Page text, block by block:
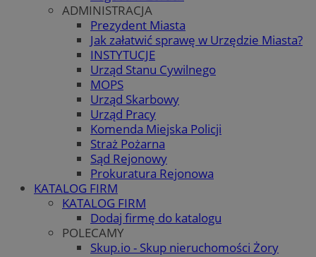
ADMINISTRACJA
Prezydent Miasta
Jak załatwić sprawę w Urzędzie Miasta?
INSTYTUCJE
Urząd Stanu Cywilnego
MOPS
Urząd Skarbowy
Urząd Pracy
Komenda Miejska Policji
Straż Pożarna
Sąd Rejonowy
Prokuratura Rejonowa
KATALOG FIRM
KATALOG FIRM
Dodaj firmę do katalogu
POLECAMY
Skup.io - Skup nieruchomości Żory